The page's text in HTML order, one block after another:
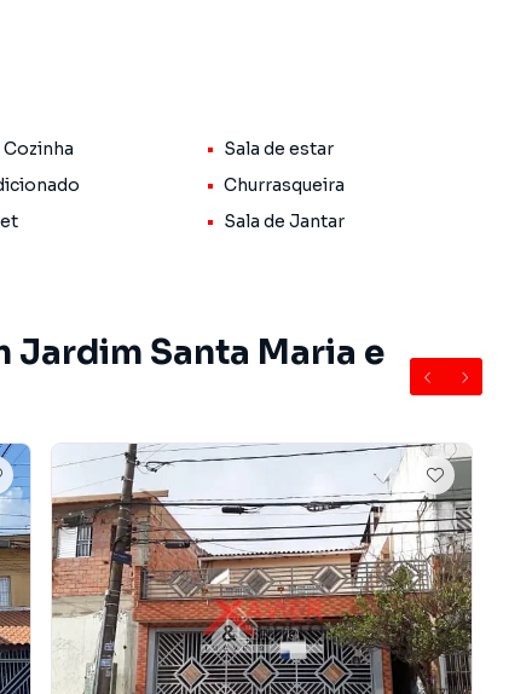
iluminação natural
ambiente
menor valor e carro como parte de pagamento
Jardim Santa Maria, em São Paulo. Não encontrou
Sala de estar
Churrasqueira
Sala de Jantar
Jardim Santa Maria e